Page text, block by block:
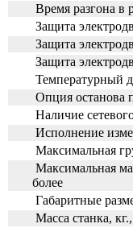
Время разгона в
Защита
Защита
Защита
Температурный
Опция останова
Наличие
Исполнение
Максимальная
Максимальная
более
Габаритные
Масса станка,